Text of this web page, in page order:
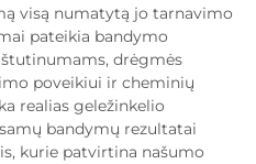
visą numatytą jo tarnavimo
pateikia bandymo
drėgmės
poveikiui ir cheminių
realias geležinkelio
bandymų rezultatai
kurie patvirtina našumo